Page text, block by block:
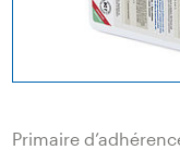
Primaire